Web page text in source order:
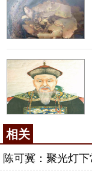
相关
陈可冀：聚光灯